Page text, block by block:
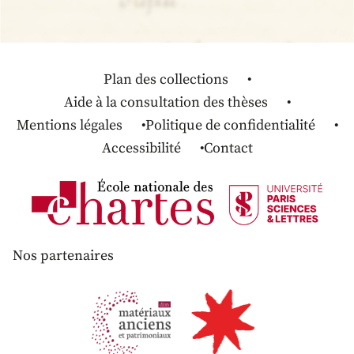
Plan des collections
Aide à la consultation des thèses
Mentions légales
Politique de confidentialité
Accessibilité
Contact
Nos partenaires